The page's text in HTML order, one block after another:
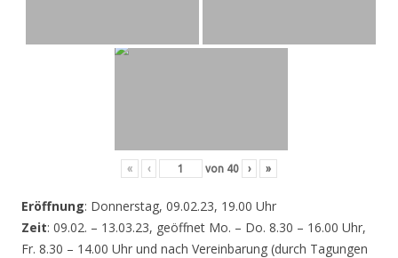
« ‹ von 40 › »
Eröffnung: Donnerstag, 09.02.23, 19.00 Uhr
Zeit: 09.02. – 13.03.23, geöffnet Mo. – Do. 8.30 – 16.00 Uhr,
Fr. 8.30 – 14.00 Uhr und nach Vereinbarung (durch Tagungen